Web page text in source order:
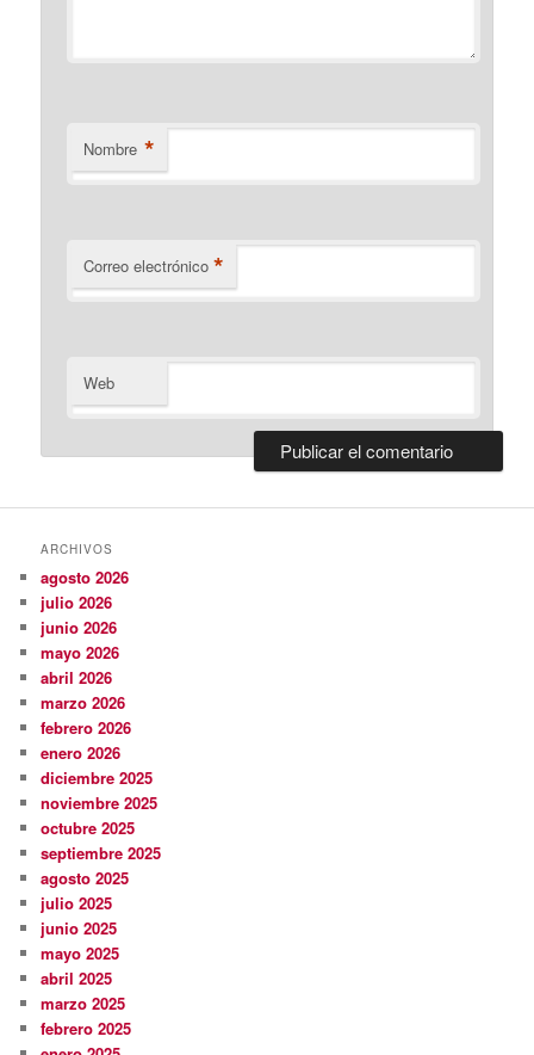
Nombre *
Correo electrónico *
Web
ARCHIVOS
agosto 2026
julio 2026
junio 2026
mayo 2026
abril 2026
marzo 2026
febrero 2026
enero 2026
diciembre 2025
noviembre 2025
octubre 2025
septiembre 2025
agosto 2025
julio 2025
junio 2025
mayo 2025
abril 2025
marzo 2025
febrero 2025